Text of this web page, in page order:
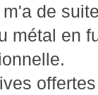
de
métal en